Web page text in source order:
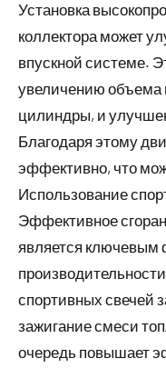
Установка
коллектора может
впускной системе.
увеличению объема
цилиндры, и
Благодаря этому
эффективно, что
Использование
Эффективное
является ключевым
спортивных свечей
зажигание смеси
очередь повышает